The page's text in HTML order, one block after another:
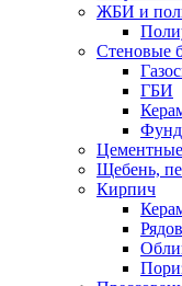
ЖБИ и
Стеновые
ГБИ
Щебень,
Кирпич